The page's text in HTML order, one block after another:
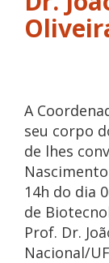
A
seu corpo
de lhes
14h do dia
de
Prof. Dr.
Nacional/